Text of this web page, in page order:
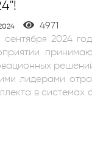
4971
сентября 2024
В ходе мероприятия руководство Центра встретилось с экспертами
лидерами
в системах